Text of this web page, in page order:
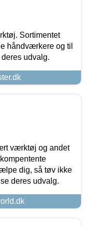
Sortimentet
håndværkere og til
udvalg.
værktøj og andet
dig, så tøv ikke
deres udvalg.